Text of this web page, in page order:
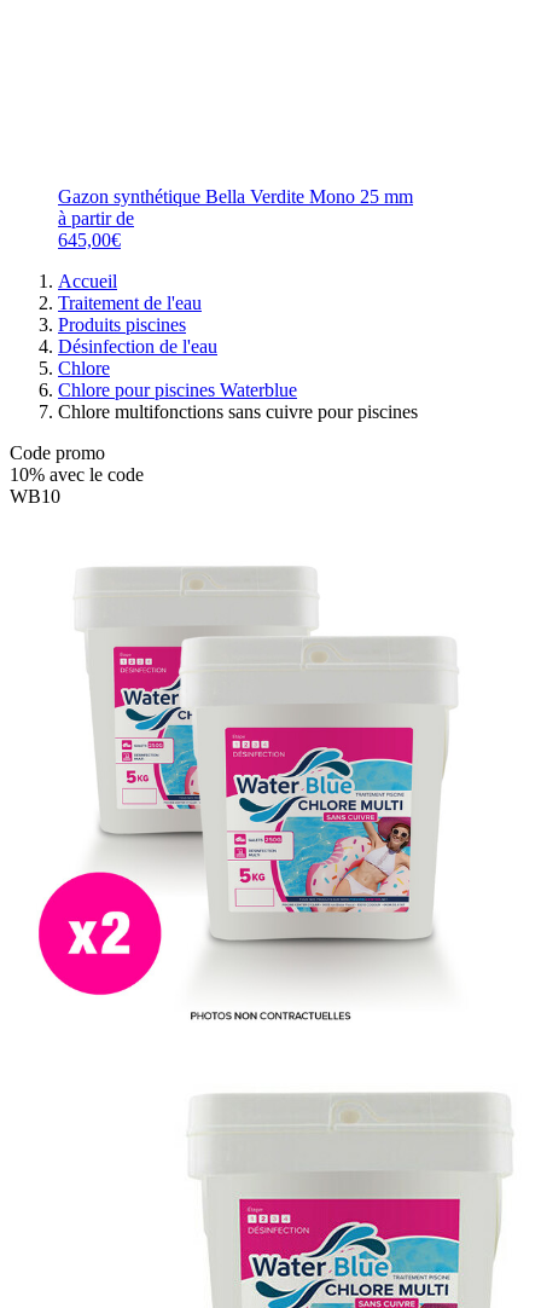
Gazon synthétique Bella Verdite Mono 25 mm
à partir de
645,00€
Accueil
Traitement de l'eau
Produits piscines
Désinfection de l'eau
Chlore
Chlore pour piscines Waterblue
Chlore multifonctions sans cuivre pour piscines
Code promo
10% avec le code
WB10